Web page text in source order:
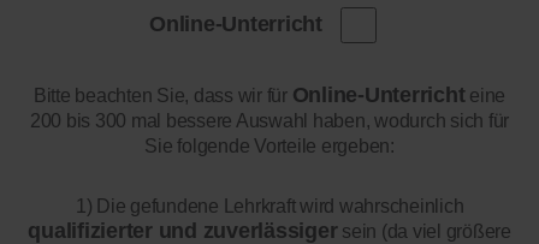
Online-Unterricht
Bitte beachten Sie, dass wir für Online-Unterrichteine
200 bis 300 mal bessere Auswahl haben, wodurch sich für
Sie folgende Vorteile ergeben:
1) Die gefundene Lehrkraft wird wahrscheinlich
qualifizierter und zuverlässigersein (da viel größere